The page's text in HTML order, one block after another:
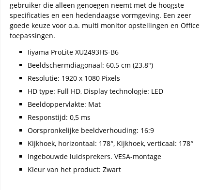
gebruiker die alleen genoegen neemt met de hoogste
specificaties en een hedendaagse vormgeving. Een zeer
goede keuze voor o.a. multi monitor opstellingen en Office
toepassingen.
Iiyama ProLite XU2493HS-B6
Beeldschermdiagonaal: 60,5 cm (23.8")
Resolutie: 1920 x 1080 Pixels
HD type: Full HD, Display technologie: LED
Beeldoppervlakte: Mat
Responstijd: 0,5 ms
Oorspronkelijke beeldverhouding: 16:9
Kijkhoek, horizontaal: 178°, Kijkhoek, verticaal: 178°
Ingebouwde luidsprekers. VESA-montage
Kleur van het product: Zwart